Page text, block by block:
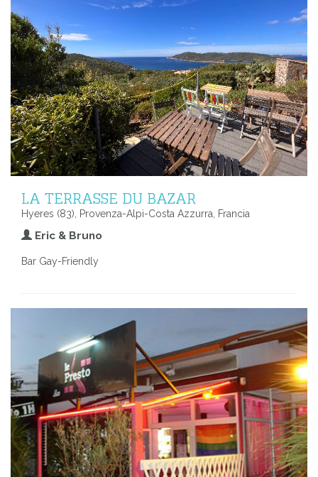
LA TERRASSE DU BAZAR
Hyeres (83), Provenza-Alpi-Costa Azzurra, Francia
Eric & Bruno
Bar Gay-Friendly